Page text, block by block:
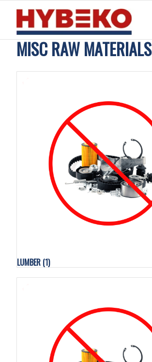
MISC RAW MATERIALS
LUMBER (1)